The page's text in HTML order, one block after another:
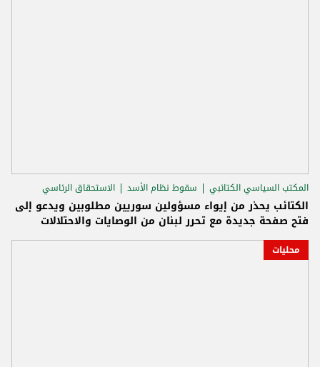
المكتب السياسي الكتائبي سقوط نظام الأسد الاستحقاق الرئاسي
الكتائب يحذر من إيواء مسؤولين سوريين مطلوبين ويدعو إلى
فتح صفحة جديدة مع تحرر لبنان من الوصايات والاحتلالات
محليات